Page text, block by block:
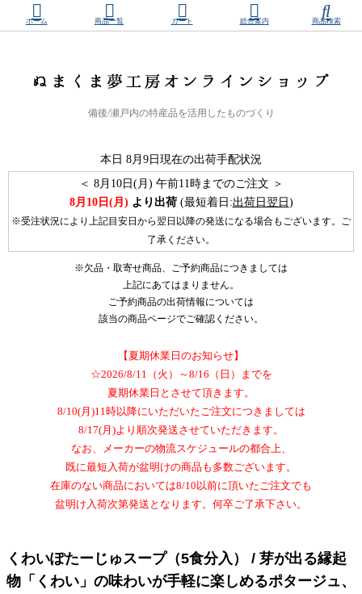
ホーム 商品一覧 カート 総合案内 商品検索
備後/瀬戸内の特産品を活用したものづくり
本日 8月9日現在の出荷手配状況
＜ 8月10日(月) 午前11時までのご注文 ＞
8月10日(月) より出荷 (最短着日:出荷日翌日)
※受注状況により上記目安日から翌日以降の発送になる場合もございます。ご
了承ください。
※欠品・取寄せ商品、ご予約商品につきましては
上記にあてはまりません。
ご予約商品の出荷情報については
該当の商品ページでご確認ください。
【夏期休業日のお知らせ】
☆2026/8/11（火）～8/16（日）までを
夏期休業日とさせて頂きます。
8/10(月)11時以降にいただいたご注文につきましては
8/17(月)より順次発送させていただきます。
なお、メーカーの物流スケジュールの都合上、
既に最短入荷が盆明けの商品も多数ございます。
在庫のない商品においては8/10以前に頂いたご注文でも
盆明け入荷次第発送となります。何卒ご了承下さい。
くわいぽたーじゅスープ（5食分入） / 芽が出る縁起
物「くわい」の味わいが手軽に楽しめるポタージュ、